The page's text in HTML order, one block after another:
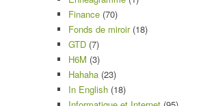
Finance (70)
Fonds de miroir(18)
GTD (7)
H6M (3)
Hahaha (23)
In English (18)